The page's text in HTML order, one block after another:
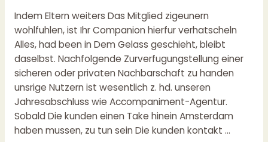
Indem Eltern weiters Das Mitglied zigeunern
wohlfuhlen, ist Ihr Companion hierfur verhatscheln
Alles, had been in Dem Gelass geschieht, bleibt
daselbst. Nachfolgende Zurverfugungstellung einer
sicheren oder privaten Nachbarschaft zu handen
unsrige Nutzern ist wesentlich z. hd. unseren
Jahresabschluss wie Accompaniment-Agentur.
Sobald Die kunden einen Take hinein Amsterdam
haben mussen, zu tun sein Die kunden kontakt …
verhatscheln